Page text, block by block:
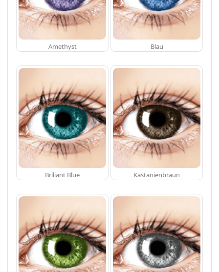
Amethyst Blau
Briliant Blue Kastanienbraun